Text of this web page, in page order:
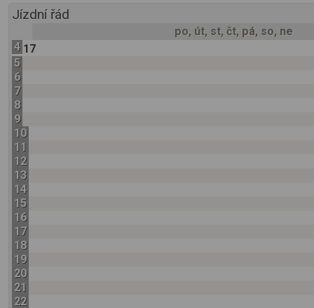
Jízdní řád
po, út, st, čt, pá, so, ne
4 17
5
6
7
8
9
10
11
12
13
14
15
16
17
18
19
20
21
22